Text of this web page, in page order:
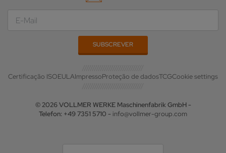
Certificação ISOEULAImpressoProteção de dadosTCGCookie settings
© 2026 VOLLMER WERKE Maschinenfabrik GmbH -
Telefon: +49 7351 5710 - info@vollmer-group.com